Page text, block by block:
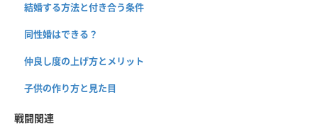
結婚する方法と付き合う条件
同性婚はできる？
仲良し度の上げ方とメリット
子供の作り方と見た目
戦闘関連